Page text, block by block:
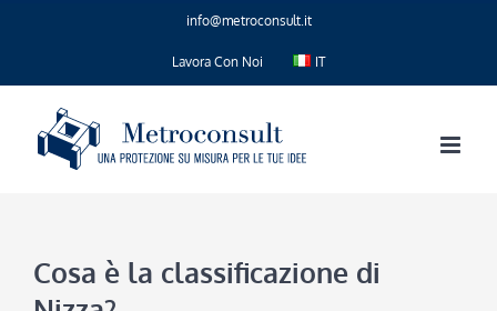
info@metroconsult.it
Lavora Con Noi IT
Cosa è la classificazione di